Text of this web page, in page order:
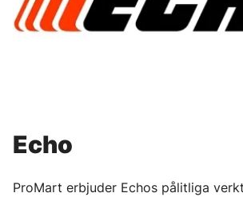
Echo
ProMart erbjuder Echos pålitliga